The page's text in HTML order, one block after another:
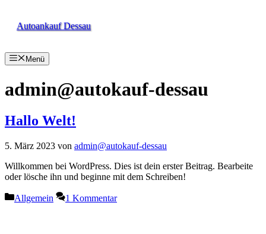
InhaltAutoankauf Dessau
Menü
admin@autokauf-dessau
Hallo Welt!
5. März 2023 von admin@autokauf-dessau
Willkommen bei WordPress. Dies ist dein erster Beitrag. Bearbeite
oder lösche ihn und beginne mit dem Schreiben!
Kategorien
Allgemein 1 Kommentar